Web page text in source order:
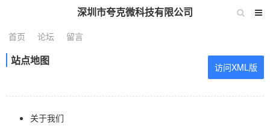
深圳市夸克微科技有限公司
首页 论坛 留言
站点地图 访问XML版
关于我们